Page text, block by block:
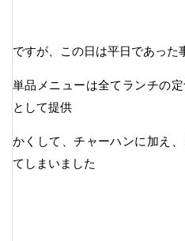
ですが、この日は平日であった
単品メニューは全てランチの
として提供
かくして、チャーハンに加え
てしまいました